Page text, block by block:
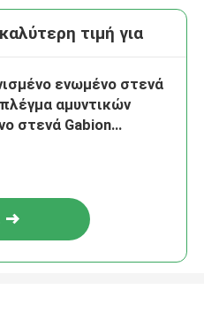
τιμή για
ενωμένο στενά
αμυντικών
στενά Gabion